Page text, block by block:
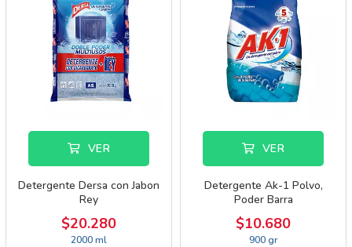
VER
Detergente Dersa con Jabon
Rey
$20.280
2000 ml
VER
Detergente Ak-1 Polvo,
Poder Barra
$10.680
900 gr